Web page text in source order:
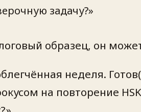
задачу?»
образец, он
неделя.
на повторение